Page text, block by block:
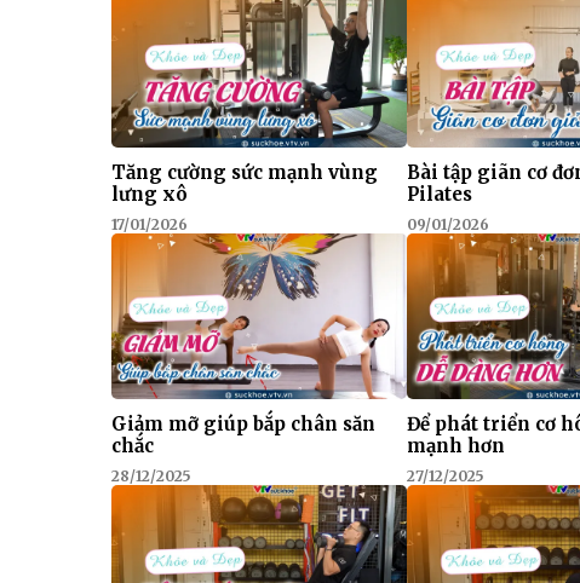
Tăng cường sức mạnh vùng
lưng xô
17/01/2026
Bài tập giãn cơ
Pilates
09/01/2026
Giảm mỡ giúp bắp chân săn
chắc
28/12/2025
Để phát triển cơ
mạnh hơn
27/12/2025